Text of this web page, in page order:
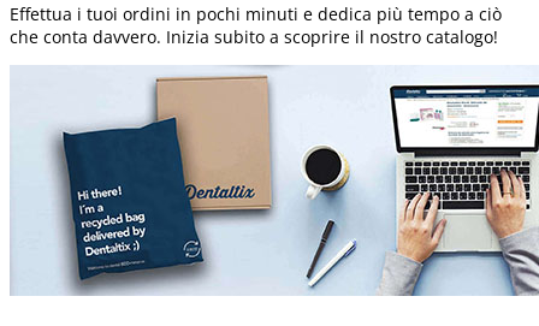
Effettua i tuoi ordini in pochi minuti e dedica più tempo a ciò
che conta davvero. Inizia subito a scoprire il nostro catalogo!